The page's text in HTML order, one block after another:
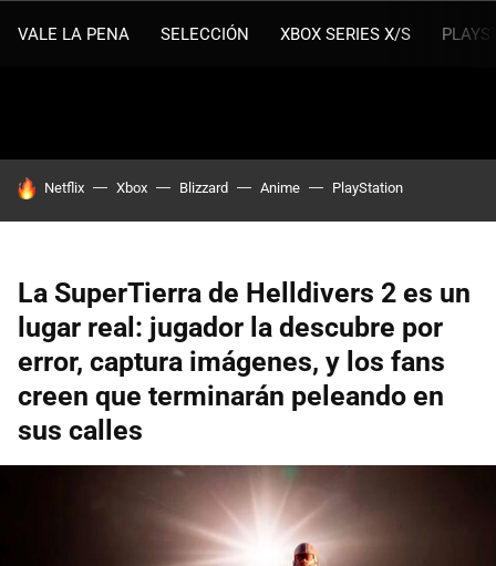
VALE LA PENA SELECCIÓN XBOX SERIES X/S
HOY SE HABLA DE
Netflix Xbox Blizzard Anime PlayStation
La SuperTierra de Helldivers 2 es un
lugar real: jugador la descubre por
error, captura imágenes, y los fans
creen que terminarán peleando en
sus calles